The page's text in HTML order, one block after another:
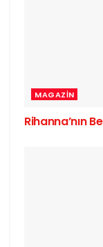
MAGAZIN
Rihanna’nın